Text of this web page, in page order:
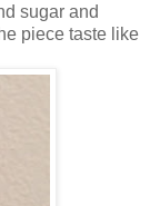
sugar and
piece taste like